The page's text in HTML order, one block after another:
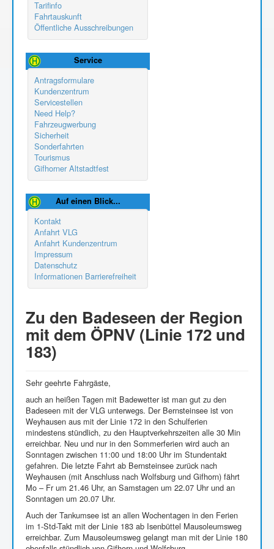
Tarifinfo
Fahrtauskunft
Öffentliche Ausschreibungen
Service
Antragsformulare
Kundenzentrum
Servicestellen
Need Help?
Fahrzeugwerbung
Sicherheit
Sonderfahrten
Tourismus
Gifhorner Altstadtfest
Auf einen Blick...
Kontakt
Anfahrt VLG
Anfahrt Kundenzentrum
Impressum
Datenschutz
Informationen Barrierefreiheit
Zu den Badeseen der Region
mit dem ÖPNV (Linie 172 und
183)
Sehr geehrte Fahrgäste,
auch an heißen Tagen mit Badewetter ist man gut zu den
Badeseen mit der VLG unterwegs. Der Bernsteinsee ist von
Weyhausen aus mit der Linie 172 in den Schulferien
mindestens stündlich, zu den Hauptverkehrszeiten alle 30 Min
erreichbar. Neu und nur in den Sommerferien wird auch an
Sonntagen zwischen 11:00 und 18:00 Uhr im Stundentakt
gefahren. Die letzte Fahrt ab Bernsteinsee zurück nach
Weyhausen (mit Anschluss nach Wolfsburg und Gifhorn) fährt
Mo – Fr um 21.46 Uhr, an Samstagen um 22.07 Uhr und an
Sonntagen um 20.07 Uhr.
Auch der Tankumsee ist an allen Wochentagen in den Ferien
im 1-Std-Takt mit der Linie 183 ab Isenbüttel Mausoleumsweg
erreichbar. Zum Mausoleumsweg gelangt man mit der Linie 180